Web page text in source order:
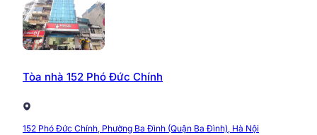
Tòa nhà 152 Phó Đức Chính
152 Phó Đức Chính, Phường Ba Đình (Quận Ba Đình), Hà Nội